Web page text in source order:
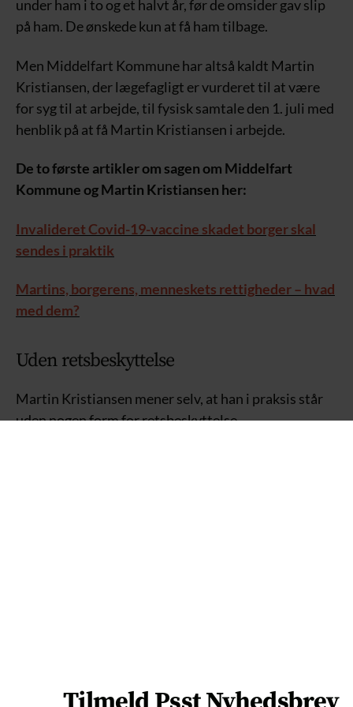
under ham i to og et halvt år, før de omsider gav slip
på ham. De ønskede kun at få ham tilbage.
Men Middelfart Kommune har altså kaldt Martin
Kristiansen, der lægefagligt er vurderet til at være
for syg til at arbejde, til fysisk samtale den 1. juli med
henblik på at få Martin Kristiansen i arbejde.
De to første artikler om sagen om Middelfart
Kommune og Martin Kristiansen her:
Invalideret Covid-19-vaccine skadet borger skal
sendes i praktik
Martins, borgerens, menneskets rettigheder – hvad
med dem?
Uden retsbeskyttelse
Martin Kristiansen mener selv, at han i praksis står
uden nogen form for retsbeskyttelse.
økonomisk ruin ved udeblivelse.”